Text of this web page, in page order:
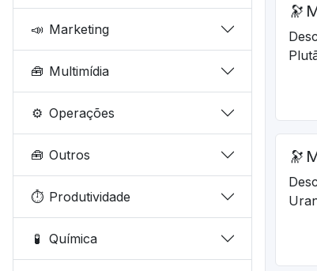
📣 Marketing
🧰 Multimídia
⚙️ Operações
🧰 Outros
⏱️ Produtividade
🧪 Química
🔭
🔭